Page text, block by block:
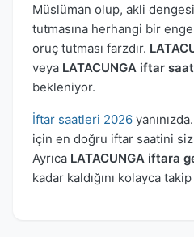
Müslüman olup, akli
tutmasına herhangi bir
oruç tutması farzdır.
veya LATACUNGA iftar
bekleniyor.
İftar saatleri 2026
için en doğru iftar saatini
Ayrıca LATACUNGA iftara
kadar kaldığını kolayca